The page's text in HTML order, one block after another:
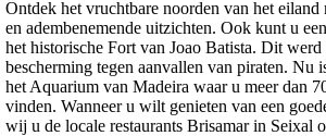
Ontdek het vruchtbare noorden van het eiland
en adembenemende uitzichten. Ook kunt u
het historische Fort van Joao Batista. Dit
bescherming tegen aanvallen van piraten. Nu
het Aquarium van Madeira waar u meer dan
vinden. Wanneer u wilt genieten van een
wij u de locale restaurants Brisamar in Seixal